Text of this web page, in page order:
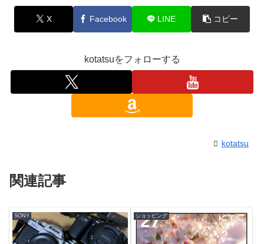
X Facebook LINE コピー
kotatsuをフォローする
kotatsu
関連記事
SONY ショッピング